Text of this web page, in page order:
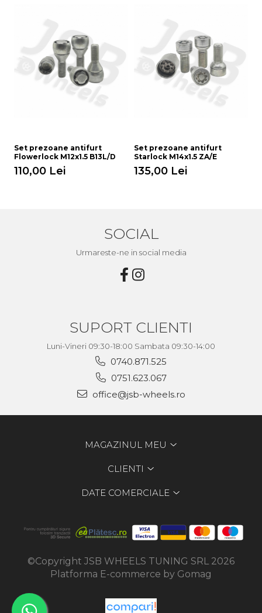
Set prezoane antifurt
Flowerlock M12x1.5 B13L/D
110,00 Lei
Set prezoane antifurt
Starlock M14x1.5 ZA/E
135,00 Lei
SOCIAL
Urmareste-ne in social media
SUPORT CLIENTI
Luni-Vineri 09:30-18:00 Sambata 09:30-14:00
0740.871.525
0751.623.067
office@jsb-wheels.ro
MAGAZINUL MEU
CLIENTI
DATE COMERCIALE
©Copyright JSB WHEELS TUNING SRL 2026
Platforma E-commerce by Gomag